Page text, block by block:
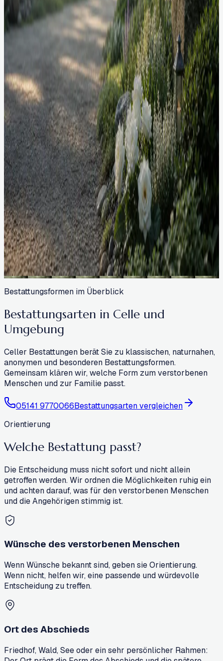
Bestattungsformen im Überblick
Bestattungsarten in Celle und
Umgebung
Celler Bestattungen berät Sie zu klassischen, naturnahen,
anonymen und besonderen Bestattungsformen.
Gemeinsam klären wir, welche Form zum verstorbenen
Menschen und zur Familie passt.
05141 9770066Bestattungsarten vergleichen
Orientierung
Welche Bestattung passt?
Die Entscheidung muss nicht sofort und nicht allein
getroffen werden. Wir ordnen die Möglichkeiten ruhig ein
und achten darauf, was für den verstorbenen Menschen
und die Angehörigen stimmig ist.
Wünsche des verstorbenen Menschen
Wenn Wünsche bekannt sind, geben sie Orientierung.
Wenn nicht, helfen wir, eine passende und würdevolle
Entscheidung zu treffen.
Ort des Abschieds
Friedhof, Wald, See oder ein sehr persönlicher Rahmen: